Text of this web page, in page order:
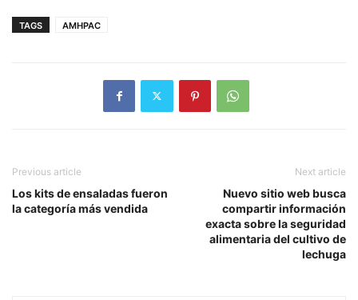
TAGS AMHPAC
Previous article
Los kits de ensaladas fueron
la categoría más vendida
Next article
Nuevo sitio web busca
compartir información
exacta sobre la seguridad
alimentaria del cultivo de
lechuga